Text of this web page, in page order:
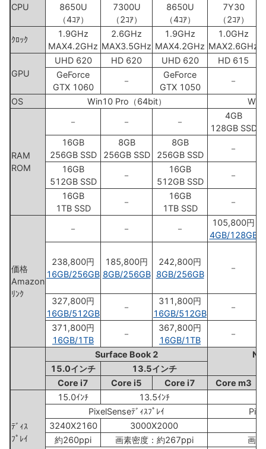
CPU
8650U
（4ｺｱ）
7300U
（2ｺｱ）
8650U
（4ｺｱ）
7Y30
（2ｺｱ）
ｸﾛｯｸ
1.9GHz
MAX4.2GHz
2.6GHz
MAX3.5GHz
1.9GHz
MAX4.2GHz
1.0GHz
MAX2.6GHz
GPU
UHD 620 HD 620 UHD 620
HD 615
GeForce
GTX 1060
－
GeForce
GTX 1050
－
OS Win10 Pro（64bit）
RAM
ROM
－ － －
4GB
128GB SSD
16GB
256GB SSD
8GB
256GB SSD
8GB
256GB SSD
－
16GB
512GB SSD
－
16GB
512GB SSD
－
16GB
1TB SSD
－
16GB
1TB SSD
－
価格
Amazon
ﾘﾝｸ
－ － －
105,800円
4GB/128GB
238,800円
16GB/256GB
185,800円
8GB/256GB
242,800円
8GB/256GB
－
327,800円
16GB/512GB
－
311,800円
16GB/512GB
－
371,800円
16GB/1TB
－
367,800円
16GB/1TB
－
Surface Book 2
15.0インチ
13.5インチ
Core i7
Core i5 Core i7 Core m3
ﾃﾞｨｽ
ﾌﾟﾚｲ
15.0ｲﾝﾁ
13.5ｲﾝﾁ
PixelSenseﾃﾞｨｽﾌﾟﾚｲ
3240X2160
3000X2000
約260ppi
画素密度：約267ppi
画